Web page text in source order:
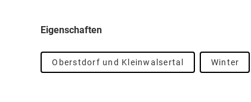
Eigenschaften
Oberstdorf und Kleinwalsertal Winter